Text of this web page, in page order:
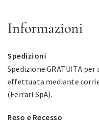
Informazioni
Spedizioni
Spedizione GRATUITA
effettuata mediante
(Ferrari SpA).
Reso e Recesso